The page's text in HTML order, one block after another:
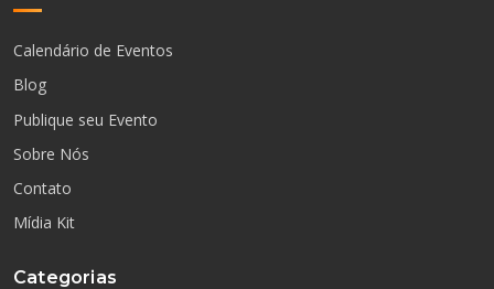
Calendário de Eventos
Blog
Publique seu Evento
Sobre Nós
Contato
Mídia Kit
Categorias